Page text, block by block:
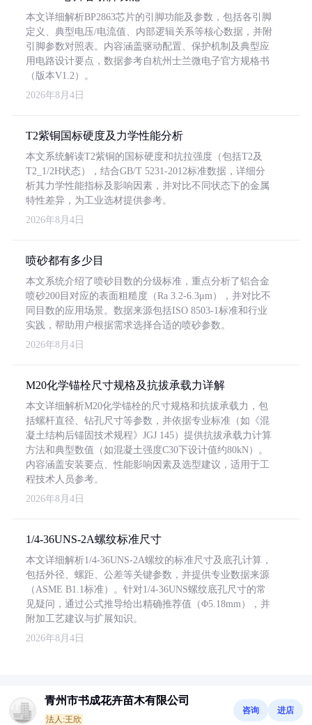
本文详细解析BP2863芯片的引脚功能及参数，包括各引脚
定义、典型电压/电流值、内部逻辑关系等核心数据，并附
引脚参数对照表。内容涵盖驱动配置、保护机制及典型应
用电路设计要点，数据参考自杭州士兰微电子官方规格书
（版本V1.2）。
2026年8月4日
T2紫铜国标硬度及力学性能分析
本文系统解读T2紫铜的国标硬度和抗拉强度（包括T2及
T2_1/2H状态），结合GB/T 5231-2012标准数据，详细分
析其力学性能指标及影响因素，并对比不同状态下的金属
特性差异，为工业选材提供参考。
2026年8月4日
喷砂都有多少目
本文系统介绍了喷砂目数的分级标准，重点分析了铝合金
喷砂200目对应的表面粗糙度（Ra 3.2-6.3μm），并对比不
同目数的应用场景。数据来源包括ISO 8503-1标准和行业
实践，帮助用户根据需求选择合适的喷砂参数。
2026年8月4日
M20化学锚栓尺寸规格及抗拔承载力详解
本文详细解析M20化学锚栓的尺寸规格和抗拔承载力，包
括螺杆直径、钻孔尺寸等参数，并依据专业标准（如《混
凝土结构后锚固技术规程》JGJ 145）提供抗拔承载力计算
方法和典型数值（如混凝土强度C30下设计值约80kN）。
内容涵盖安装要点、性能影响因素及选型建议，适用于工
程技术人员参考。
2026年8月4日
1/4-36UNS-2A螺纹标准尺寸
本文详细解析1/4-36UNS-2A螺纹的标准尺寸及底孔计算，
包括外径、螺距、公差等关键参数，并提供专业数据来源
（ASME B1.1标准）。针对1/4-36UNS螺纹底孔尺寸的常
见疑问，通过公式推导给出精确推荐值（Φ5.18mm），并
附加工艺建议与扩展知识。
2026年8月4日
青州市书成花卉苗木有限公司
法人:王欣
咨询 进店